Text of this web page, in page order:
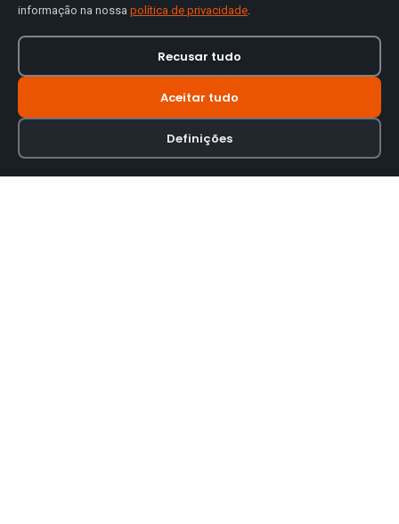
informação na nossa política de privacidade.
Recusar tudo
Aceitar tudo
Definições